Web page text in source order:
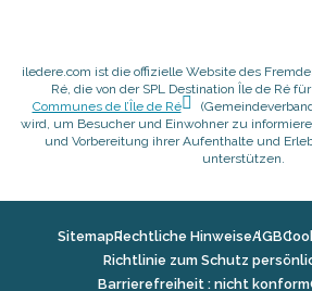
iledere.com ist die offizielle Website des
Ré, die von der SPL Destination Île de Ré
Communes de l’Île de Ré
wird, um Besucher und Einwohner zu
und Vorbereitung ihrer Aufenthalte und
unterstützen.
SitemapRechtliche HinweiseAGB
Richtlinie zum Schutz
Barrierefreiheit : nicht konform